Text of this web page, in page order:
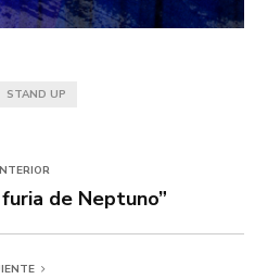
STAND UP
de Neptuno”